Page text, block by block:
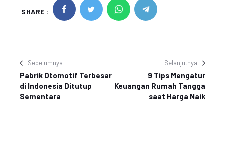
SHARE :
Sebelumnya
Pabrik Otomotif Terbesar
di Indonesia Ditutup
Sementara
Selanjutnya
9 Tips Mengatur
Keuangan Rumah Tangga
saat Harga Naik